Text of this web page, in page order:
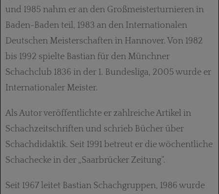
und 1985 nahm er an den Großmeisterturnieren in
Baden-Baden teil, 1983 an den Internationalen
Deutschen Meisterschaften in Hannover. Von 1982
bis 1992 spielte Bastian für den Münchner
Schachclub 1836 in der 1. Bundesliga, 2005 wurde er
Internationaler Meister.
Als Autor veröffentlichte er zahlreiche Artikel in
Schachzeitschriften und schrieb Bücher über
Schachdidaktik. Seit 1991 betreut er die wöchentliche
Schachecke in der „Saarbrücker Zeitung“.
Seit 1967 leitet Bastian Schachgruppen, 1986 wurde